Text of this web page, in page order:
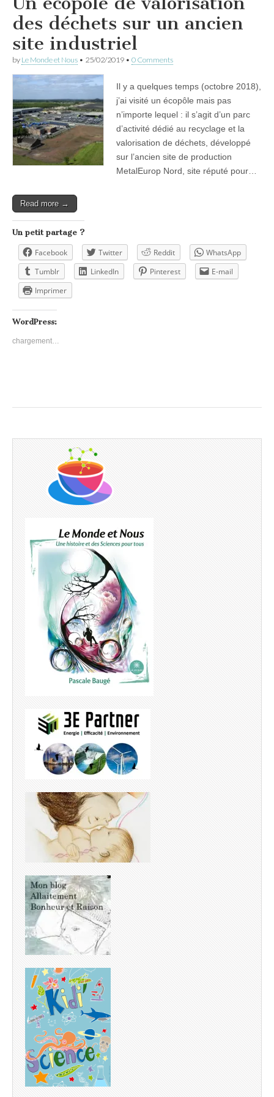
des déchets sur un ancien
site industriel
by Le Monde et Nous • 25/02/2019 • 0 Comments
Il y a quelques temps (octobre 2018),
j’ai visité un écopôle mais pas
n’importe lequel : il s’agit d’un parc
d’activité dédié au recyclage et la
valorisation de déchets, développé
sur l’ancien site de production
MetalEurop Nord, site réputé pour…
Read more →
Un petit partage ?
Facebook Twitter Reddit
WhatsApp
Tumblr
LinkedIn Pinterest
E-mail
Imprimer
WordPress:
chargement…